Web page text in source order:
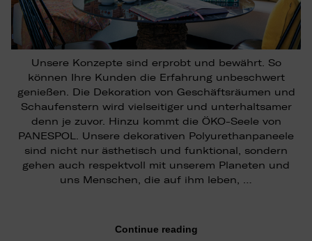
Unsere Konzepte sind erprobt und bewährt. So
können Ihre Kunden die Erfahrung unbeschwert
genießen. Die Dekoration von Geschäftsräumen und
Schaufenstern wird vielseitiger und unterhaltsamer
denn je zuvor. Hinzu kommt die ÖKO-Seele von
PANESPOL. Unsere dekorativen Polyurethanpaneele
sind nicht nur ästhetisch und funktional, sondern
gehen auch respektvoll mit unserem Planeten und
uns Menschen, die auf ihm leben, …
Continue reading